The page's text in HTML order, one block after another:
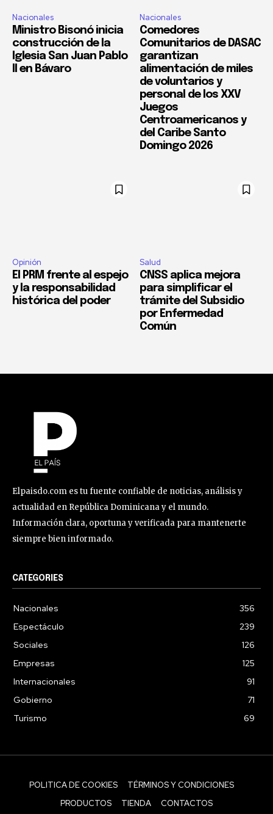
Nacionales
Ministro Bisonó inicia
construcción de la
Iglesia San Juan Pablo
II en Bávaro
Nacionales
Comedores
Comunitarios de DASAC
garantizan
alimentación de miles
de voluntarios y
personal de los XXV
Juegos
Centroamericanos y
del Caribe Santo
Domingo 2026
Opinión
El PRM frente al espejo
y la responsabilidad
histórica del poder
Salud
CNSS aplica mejora
para simplificar el
trámite del Subsidio
por Enfermedad
Común
Elpaisdo.com es tu fuente confiable de noticias, análisis y
actualidad en República Dominicana y el mundo.
Información clara, oportuna y verificada para mantenerte
siempre bien informado.
CATEGORIES
Nacionales
356
Espectáculo
239
Sociales
126
Empresas
125
Internacionales
91
Gobierno
71
Turismo
69
POLITICA DE COOKIES
TÉRMINOS Y CONDICIONES
PRODUCTOS
TIENDA CONTACTOS